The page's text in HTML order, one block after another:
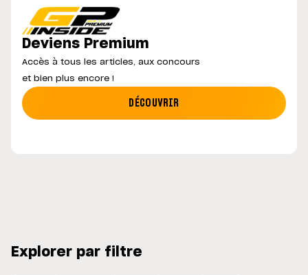
Deviens Premium
Accès à tous les articles, aux concours
et bien plus encore !
DÉCOUVRIR
Explorer par filtre